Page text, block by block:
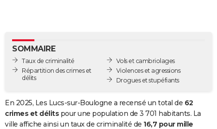
BONS PLANS
CARTE DE VOEUX
Dictionnaire
Biographies
Citations
Expressions
Proverbes
PROGRAMME TV
SOMMAIRE
Taux de criminalité
Répartition des crimes et
délits
Vols et cambriolages
Violences et agressions
Drogues et stupéfiants
En 2025, Les Lucs-sur-Boulogne a recensé un total de 62
crimes et délitspour une population de 3 701 habitants. La
ville affiche ainsi un taux de criminalité de 16,7 pour mille